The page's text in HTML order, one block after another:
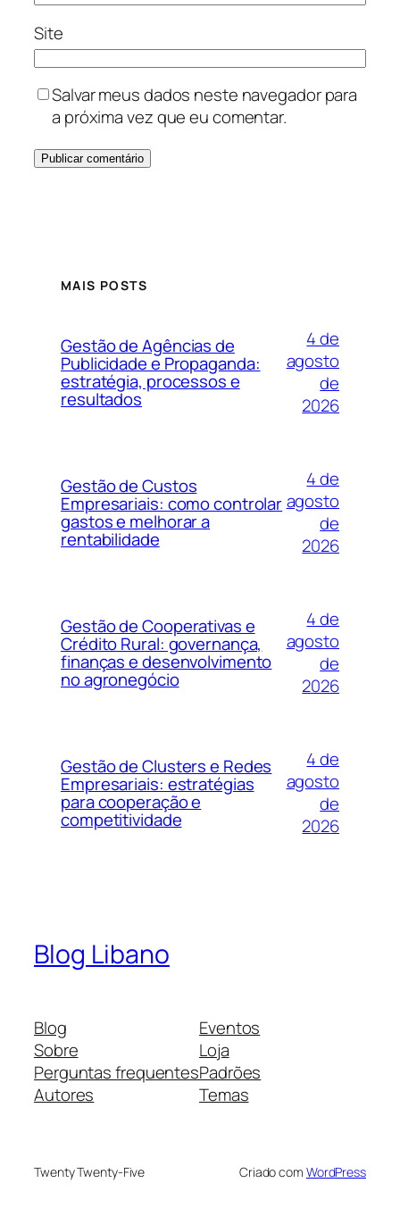
Site
Salvar meus dados neste navegador para
a próxima vez que eu comentar.
MAIS POSTS
Gestão de Agências de
Publicidade e Propaganda:
estratégia, processos e
resultados
4 de
agosto
de
2026
Gestão de Custos
Empresariais: como controlar
gastos e melhorar a
rentabilidade
4 de
agosto
de
2026
Gestão de Cooperativas e
Crédito Rural: governança,
finanças e desenvolvimento
no agronegócio
4 de
agosto
de
2026
Gestão de Clusters e Redes
Empresariais: estratégias
para cooperação e
competitividade
4 de
agosto
de
2026
Blog Libano
Blog
Sobre
Perguntas frequentes
Autores
Eventos
Loja
Padrões
Temas
Twenty Twenty-Five Criado com WordPress